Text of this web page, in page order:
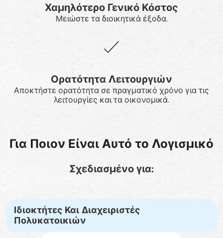
Χαμηλότερο Γενικό Κόστος
Μειώστε τα διοικητικά έξοδα.
Ορατότητα Λειτουργιών
Αποκτήστε ορατότητα σε πραγματικό χρόνο για τις
λειτουργίες και τα οικονομικά.
Για Ποιον Είναι Αυτό το Λογισμικό
Σχεδιασμένο για:
Ιδιοκτήτες Και Διαχειριστές
Πολυκατοικιών